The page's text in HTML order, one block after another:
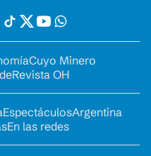
Cuyo Minero
Revista OH
EspectáculosArgentina
En las redes